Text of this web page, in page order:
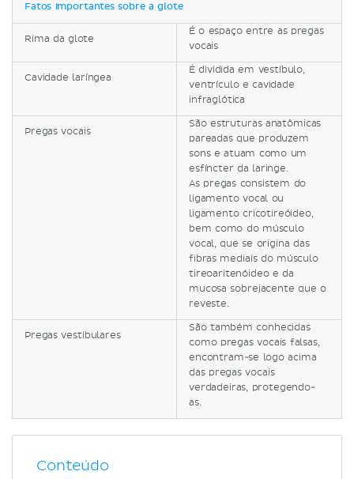
Fatos importantes sobre a glote
Rima da glote
É o espaço entre as pregas
vocais
Cavidade laríngea
É dividida em vestíbulo,
ventrículo e cavidade
infraglótica
Pregas vocais
São estruturas anatômicas
pareadas que produzem
sons e atuam como um
esfíncter da laringe.
As pregas consistem do
ligamento vocal ou
ligamento cricotireóideo,
bem como do músculo
vocal, que se origina das
fibras mediais do músculo
tireoaritenóideo e da
mucosa sobrejacente que o
reveste.
Pregas vestibulares
São também conhecidas
como pregas vocais falsas,
encontram-se logo acima
das pregas vocais
verdadeiras, protegendo-
as.
Conteúdo